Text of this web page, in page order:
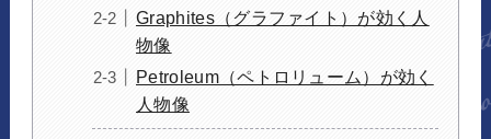
Graphites（グラファイト）が効く人
物像
Petroleum（ペトロリューム）が効く
人物像